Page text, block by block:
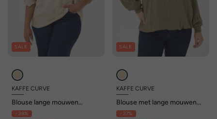
SALE
KAFFE CURVE
Blouse lange mouwen
Regular fit
- 28%
SALE
KAFFE CURVE
Blouse met lange mouwen
Regular fit
- 27%